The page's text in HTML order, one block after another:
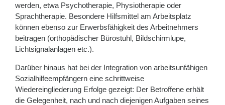
werden, etwa Psychotherapie, Physiotherapie oder
Sprachtherapie. Besondere Hilfsmittel am Arbeitsplatz
können ebenso zur Erwerbsfähigkeit des Arbeitnehmers
beitragen (orthopädischer Bürostuhl, Bildschirmlupe,
Lichtsignalanlagen etc.).
Darüber hinaus hat bei der Integration von arbeitsunfähigen
Sozialhilfeempfängern eine schrittweise
Wiedereingliederung Erfolge gezeigt: Der Betroffene erhält
die Gelegenheit, nach und nach diejenigen Aufgaben seines